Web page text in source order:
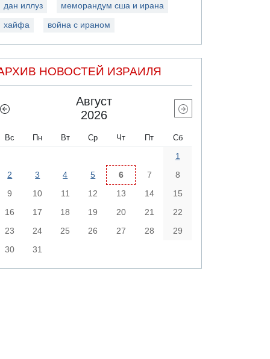
дан иллуз меморандум сша и ирана
хайфа война с ираном
НОВОСТЕЙ ИЗРАИЛЯ
Август
2026
Вс Пн Вт Ср Чт Пт Сб
1
2
3 4 5 6 7
8
9
10 11 12 13 14
15
16
17 18 19 20 21
22
23
24 25 26 27 28
29
30
31